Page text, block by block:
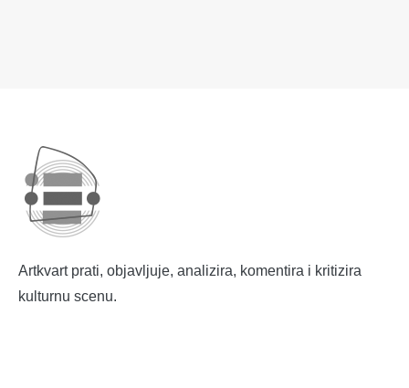
Artkvart prati, objavljuje, analizira, komentira i kritizira
kulturnu scenu.